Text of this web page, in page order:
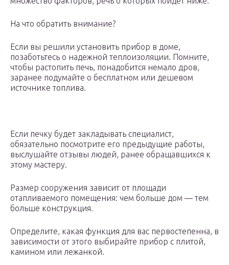
На что обратить внимание?
Если вы решили установить прибор в доме,
позаботьтесь о надежной теплоизоляции. Помните,
чтобы растопить печь, понадобится немало дров,
заранее подумайте о бесплатном или дешевом
источнике топлива.
Если печку будет закладывать специалист,
обязательно посмотрите его предыдущие работы,
выслушайте отзывы людей, ранее обращавшихся к
этому мастеру.
Размер сооружения зависит от площади
отапливаемого помещения: чем больше дом — тем
больше конструкция.
Определите, какая функция для вас первостепенна, в
зависимости от этого выбирайте прибор с плитой,
камином или лежанкой.